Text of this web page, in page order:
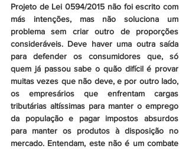
Projeto de Lei 0594/2015 não foi escrito com
más intenções, mas não soluciona um
problema sem criar outro de proporções
consideráveis. Deve haver uma outra saída
para defender os consumidores que, só
quem já passou sabe o quão difícil é provar
muitas vezes que não deve, e por outro lado,
os empresários que enfrentam cargas
tributárias altíssimas para manter o emprego
da população e pagar impostos absurdos
para manter os produtos à disposição no
mercado. Entendam, este não é um combate